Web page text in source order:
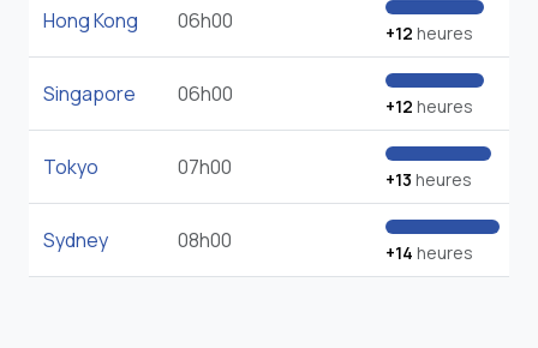
Hong Kong 06h00 +12 heures
Singapore 06h00 +12 heures
Tokyo 07h00 +13 heures
Sydney 08h00 +14 heures